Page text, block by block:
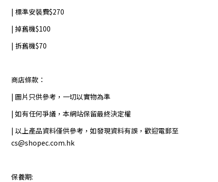
| 標準安裝費$270
| 掉舊機$100
| 拆舊機$70
商店條款：
| 圖片只供參考，一切以實物為準
| 如有任何爭議，本網站保留最終決定權
| 以上產品資料僅供參考，如發現資料有誤，歡迎電郵至
cs@shopec.com.hk
保養期: